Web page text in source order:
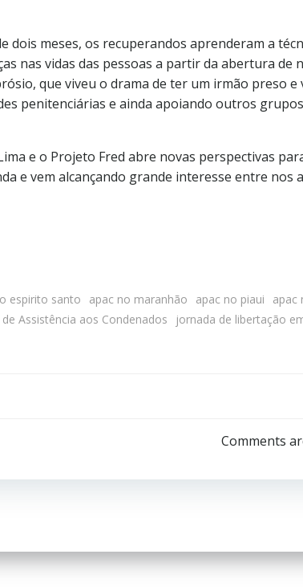
dois meses, os recuperandos aprenderam a
nas vidas das pessoas a partir da abertura
que viveu o drama de ter um irmão preso
penitenciárias e ainda apoiando outros
e o Projeto Fred abre novas perspectivas
e vem alcançando grande interesse entre
espirito santo apac no maranhão apac no piaui apac
Assistência aos Condenados jornada de libertação
Comments